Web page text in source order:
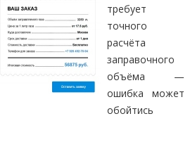
требует
точного
расчёта
заправочного
объёма —
ошибка может
обойтись